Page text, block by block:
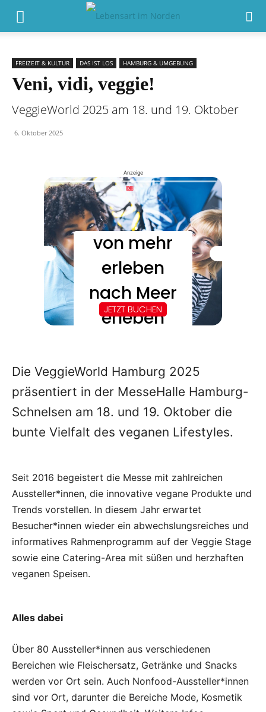
FREIZEIT & KULTUR DAS IST LOS HAMBURG & UMGEBUNG
Veni, vidi, veggie!
VeggieWorld 2025 am 18. und 19. Oktober
6. Oktober 2025
Anzeige
Die VeggieWorld Hamburg 2025
präsentiert in der MesseHalle Hamburg-
Schnelsen am 18. und 19. Oktober die
bunte Vielfalt des veganen Lifestyles.
Seit 2016 begeistert die Messe mit zahlreichen
Aussteller*innen, die innovative vegane Produkte und
Trends vorstellen. In diesem Jahr erwartet
Besucher*innen wieder ein abwechslungsreiches und
informatives Rahmenprogramm auf der Veggie Stage
sowie eine Catering-Area mit süßen und herzhaften
veganen Speisen.
Alles dabei
Über 80 Aussteller*innen aus verschiedenen
Bereichen wie Fleischersatz, Getränke und Snacks
werden vor Ort sein. Auch Nonfood-Aussteller*innen
sind vor Ort, darunter die Bereiche Mode, Kosmetik